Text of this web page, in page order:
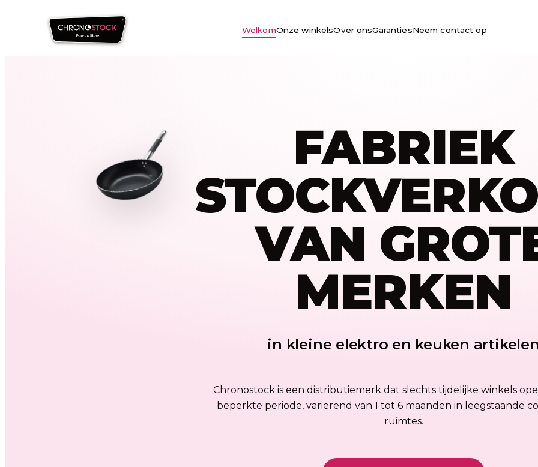
WelkomOnze winkelsOver onsGarantiesNeem contact op
FABRIEK
VAN
MERKEN
in kleine elektro en keuken
Chronostock is een distributiemerk dat slechts tijdelijke winkels
beperkte periode, variërend van 1 tot 6 maanden in leegstaande
ruimtes.